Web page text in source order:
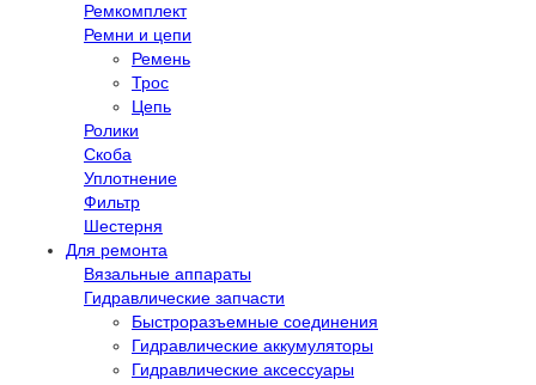
Ремкомплект
Ремни и цепи
Ремень
Трос
Цепь
Ролики
Скоба
Уплотнение
Фильтр
Шестерня
Для ремонта
Вязальные аппараты
Гидравлические запчасти
Быстроразъемные соединения
Гидравлические аккумуляторы
Гидравлические аксессуары